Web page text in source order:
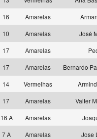
16 Amarelas
10 Amarelas
José
17 Amarelas
17 Amarelas
Bernardo
14 Vermelhas
17 Amarelas
Valter
16 A Amarelas
7 A Amarelas
Jose